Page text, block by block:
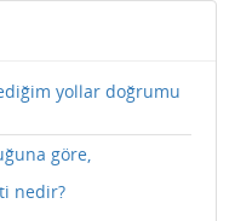
yollar doğrumu
göre,
nedir?